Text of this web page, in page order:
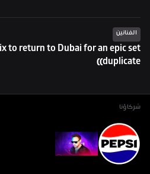
الفنانين
(duplicate)
شركاؤنا